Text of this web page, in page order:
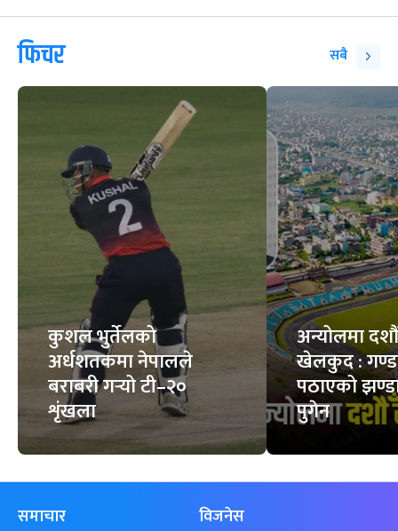
फिचर सबै
कुशल भुर्तेलको
अर्धशतकमा नेपालले
बराबरी गर्‍यो टी–२०
शृंखला
अन्योलमा दशौँ
खेलकुद :
पठाएको
पुगेन
समाचार विजनेस